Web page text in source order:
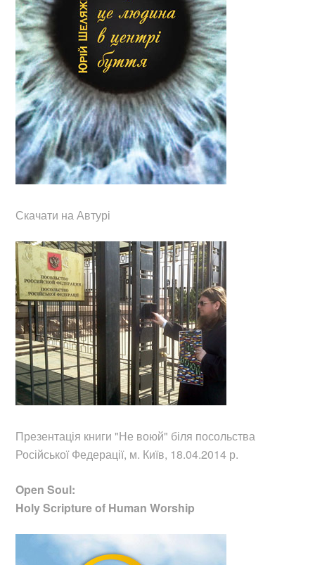
Скачати на Автурі
Презентація книги "Не воюй" біля посольства
Російської Федерації, м. Київ, 18.04.2014 р.
Open Soul:
Holy Scripture of Human Worship